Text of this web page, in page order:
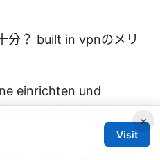
分？ built in vpnのメリ
einrichten und
guide fur
×
Visit